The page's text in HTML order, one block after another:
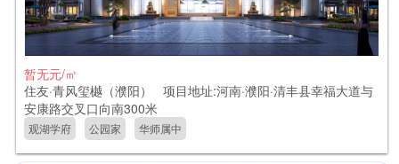
暂无元/㎡
住友·青风玺樾（濮阳） 项目地址:河南·濮阳·清丰县幸福大道与
安康路交叉口向南300米
观湖学府 公园家 华师属中